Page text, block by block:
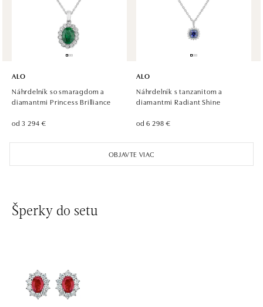
U Dálnice 777, 664 42 Modřice
tel.: +420 733 397 316, +420 605 231 821
dnes otvorené do 21:00
ALO diamonds OC Palladium, Praha 1
Náměstí Republiky 1, 110 00 Praha 1 - Nové Město
dnes otvorené do 21:00
Pařížská 1076/7, 110 00 Praha 1
Chlumecká 765/6, 198 19 Praha 9
ALO diamonds, Westfield, Praha 4 - Chodov
Roztylská 2321/19, 148 00 Praha 4 - Chodov
tel.: +420 773 585 559, +420 730 802 800
OBJAVTE VIAC
ALO
Náhrdelník so smaragdom a
diamantmi Princess Brilliance
od 3 294 €
ALO
Náhrdelník s tanzanitom a
diamantmi Radiant Shine
od 6 298 €
Šperky do setu